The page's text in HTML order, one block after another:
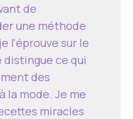
de
une méthode
l'éprouve sur le
ce qui
des
la mode. Je me
miracles